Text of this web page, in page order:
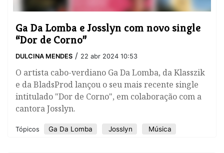
​Ga Da Lomba e Josslyn com novo single
“Dor de Corno”
DULCINA MENDES / 22 abr 2024 10:53
O artista cabo-verdiano Ga Da Lomba, da Klasszik
e da BladsProd lançou o seu mais recente single
intitulado "Dor de Corno", em colaboração com a
cantora Josslyn.
Tópicos Ga Da Lomba Josslyn Música